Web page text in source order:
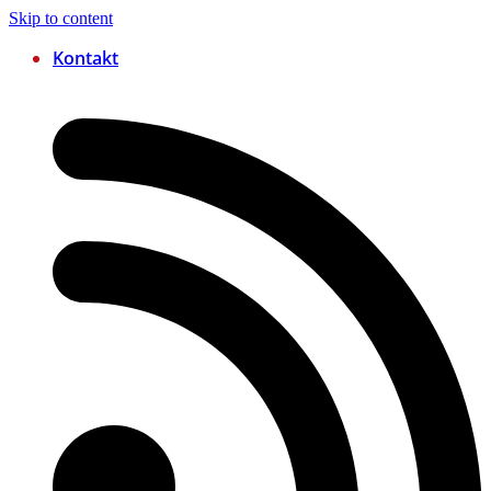
Skip to content
Kontakt